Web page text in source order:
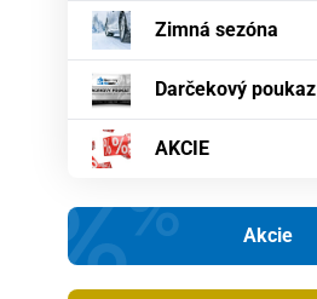
Zimná sezóna
Darčekový poukaz
AKCIE
Akcie